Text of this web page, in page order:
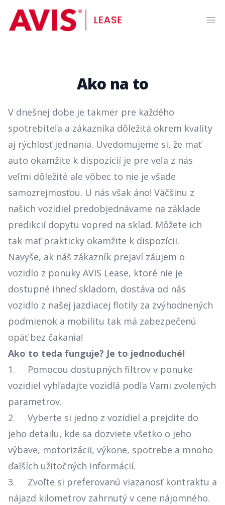
AVIS Lease
Ako na to
V dnešnej dobe je takmer pre každého
spotrebiteľa a zákazníka dôležitá okrem kvality
aj rýchlosť jednania. Uvedomujeme si, že mať
auto okamžite k dispozícií je pre veľa z nás
veľmi dôležité ale vôbec to nie je všade
samozrejmosťou. U nás však áno! Väčšinu z
našich vozidiel predobjednávame na základe
predikcií dopytu vopred na sklad. Môžete ich
tak mať prakticky okamžite k dispozícii.
Navyše, ak náš zákazník prejaví záujem o
vozidlo z ponuky AVIS Lease, ktoré nie je
dostupné ihneď skladom, dostáva od nás
vozidlo z našej jazdiacej flotily za zvýhodnených
podmienok a mobilitu tak má zabezpečenú
opäť bez čakania!
Ako to teda funguje? Je to jednoduché!
1. Pomocou dostupných filtrov v ponuke
vozidiel vyhľadajte vozidlá podľa Vami zvolených
parametrov.
2. Vyberte si jedno z vozidiel a prejdite do
jeho detailu, kde sa dozviete všetko o jeho
výbave, motorizácii, výkone, spotrebe a mnoho
ďalších užitočných informácií.
3. Zvoľte si preferovanú viazanosť kontraktu a
nájazd kilometrov zahrnutý v cene nájomného.